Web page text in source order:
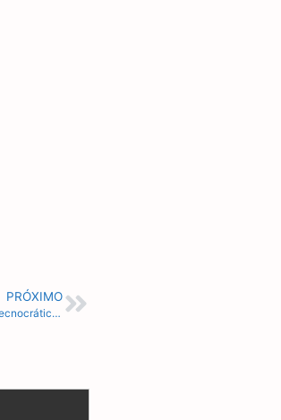
PRÓXIMO
“Existe una agenda para implementar el totalitarismo global basado en ideologías tecnocráticas y transhumanistas” (I) | Patrick Wood